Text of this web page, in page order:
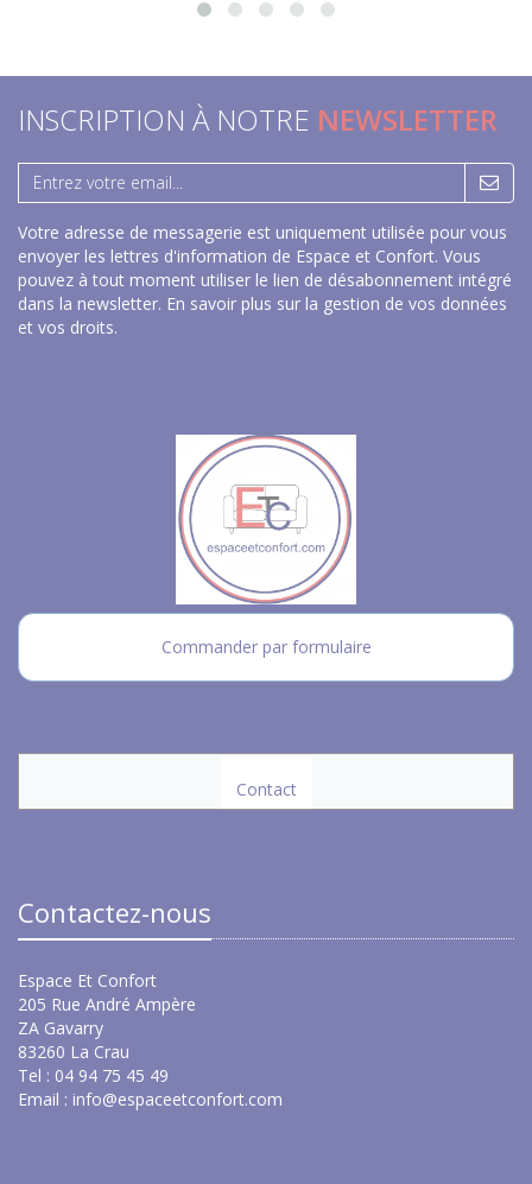
INSCRIPTION À NOTRE NEWSLETTER
Votre adresse de messagerie est uniquement utilisée pour vous
envoyer les lettres d'information de Espace et Confort. Vous
pouvez à tout moment utiliser le lien de désabonnement intégré
dans la newsletter. En savoir plus sur la gestion de vos données
et vos droits.
Commander par formulaire
Contact
Contactez-nous
Espace Et Confort
205 Rue André Ampère
ZA Gavarry
83260 La Crau
Tel : 04 94 75 45 49
Email : info@espaceetconfort.com